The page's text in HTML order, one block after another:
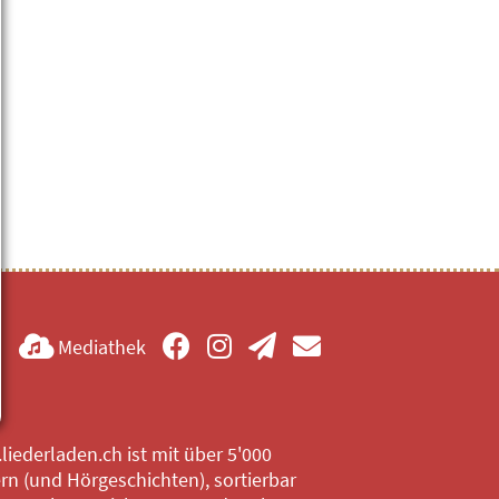
Mediathek
ist mit über 5'000
(und Hörgeschichten), sortierbar